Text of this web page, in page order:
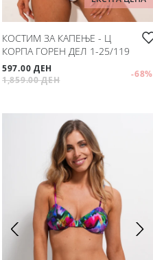
КОСТИМ ЗА КАПЕЊЕ - Ц
КОРПА ГОРЕН ДЕЛ 1-25/119
597.00 ДЕН
1,859.00 ДЕН
-68%